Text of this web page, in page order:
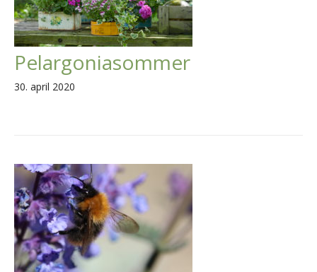
Pelargoniasommer
30. april 2020